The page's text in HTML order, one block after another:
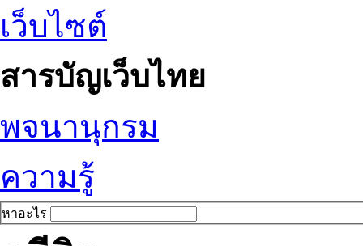
เว็บไซต์
สารบัญเว็บไทย
พจนานุกรม
ความรู้
หาอะไร